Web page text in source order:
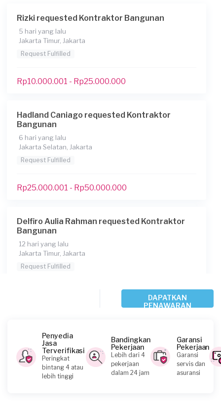
ini?
Tidak
Tambahkan lampiran untuk membantu kami
Apakah Anda membutuhkan pinjaman?
Apakah pekerjaan ini untuk badan / perusahaan dan
membutuhkan faktur pajak dan PPh23?
Tidak
Kapan Anda membutuhkan layanan?
*Perkiraan budget untuk pekerjaan ini
Berapa budget total untuk layanan ini?
Rp10.000.001 - Rp25.000.000
Catatan
Rizki requested Kontraktor Bangunan
5 hari yang lalu
Jakarta Timur, Jakarta
Request Fulfilled
Rp10.000.001 - Rp25.000.000
Hadland Caniago requested Kontraktor
Bangunan
6 hari yang lalu
Jakarta Selatan, Jakarta
Request Fulfilled
Rp25.000.001 - Rp50.000.000
Delfiro Aulia Rahman requested Kontraktor
Bangunan
12 hari yang lalu
Jakarta Timur, Jakarta
Request Fulfilled
Rp100.000.001 - Rp500.000.000
Bangunan
12 hari yang lalu
Jakarta Selatan, Jakarta
Request Fulfilled
DAPATKAN
PENAWARAN
Penyedia
Jasa
Terverifikasi
Peringkat
bintang 4 atau
lebih tinggi
Bandingkan
Pekerjaan
Lebih dari 4
pekerjaan
dalam 24 jam
Garansi
Pekerjaan
Garansi
servis dan
asuransi